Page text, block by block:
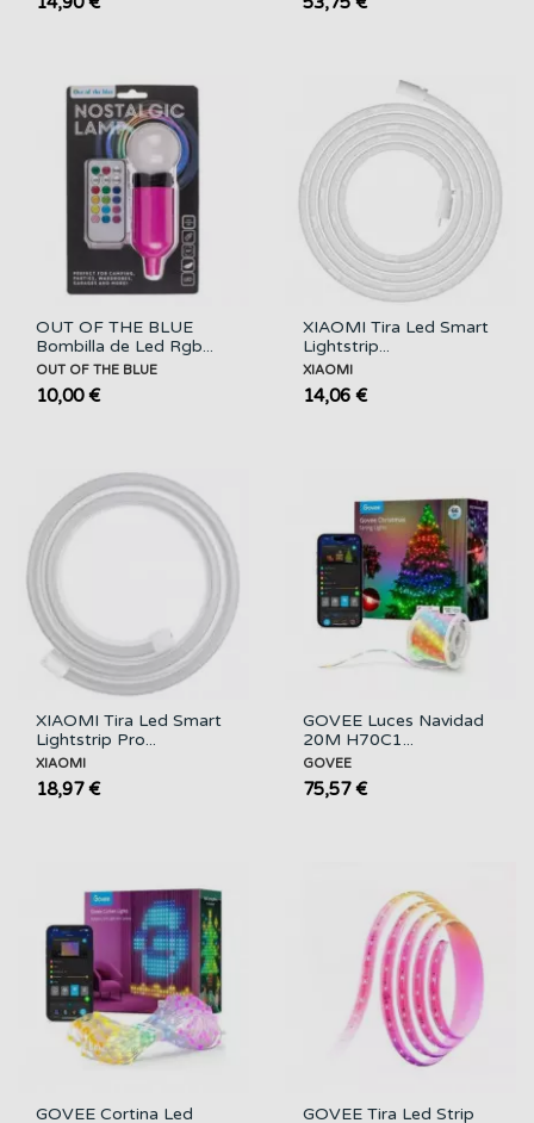
OUT OF THE BLUE
Bombilla de Led Rgb...
OUT OF THE BLUE
10,00 €
XIAOMI Tira Led Smart
Lightstrip...
XIAOMI
14,06 €
XIAOMI Tira Led Smart
Lightstrip Pro...
XIAOMI
18,97 €
GOVEE Luces Navidad
20M H70C1...
GOVEE
75,57 €
GOVEE Cortina Led GOVEE Tira Led Strip